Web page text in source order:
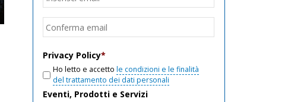
Privacy Policy*
Ho letto e accetto le condizioni e le finalità
del trattamento dei dati personali
Eventi, Prodotti e Servizi